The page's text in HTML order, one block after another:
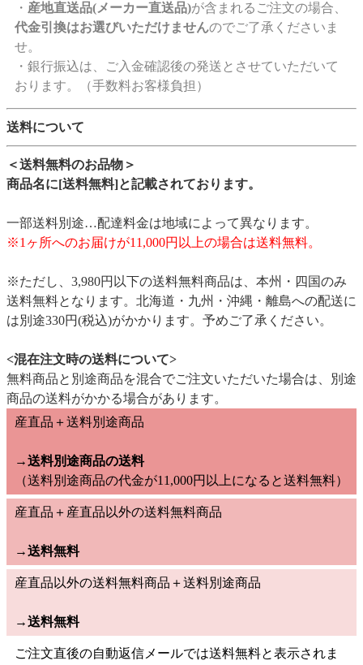
・ 産地直送品(メーカー直送品)が含まれるご注文の場合、
代金引換はお選びいただけませんのでご了承くださいま
せ。
・銀行振込は、ご入金確認後の発送とさせていただいて
おります。（手数料お客様負担）
送料について
＜送料無料のお品物＞
商品名に[送料無料]と記載されております。
一部送料別途…配達料金は地域によって異なります。
※1ヶ所へのお届けが11,000円以上の場合は送料無料。
※ただし、3,980円以下の送料無料商品は、本州・四国のみ
送料無料となります。北海道・九州・沖縄・離島への配送に
は別途330円(税込)がかかります。予めご了承ください。
<混在注文時の送料について>
無料商品と別途商品を混合でご注文いただいた場合は、別途
商品の送料がかかる場合があります。
産直品＋送料別途商品
→送料別途商品の送料
（送料別途商品の代金が11,000円以上になると送料無料）
産直品＋産直品以外の送料無料商品
→送料無料
産直品以外の送料無料商品＋送料別途商品
→送料無料
ご注文直後の自動返信メールでは送料無料と表示されま